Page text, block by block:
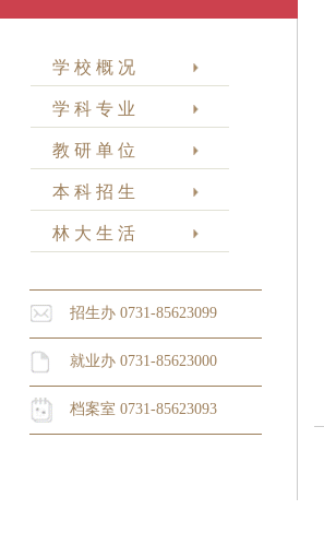
学 校 概 况
学 科 专 业
教 研 单 位
本 科 招 生
林 大 生 活
招生办 0731-85623099
就业办 0731-85623000
档案室 0731-85623093